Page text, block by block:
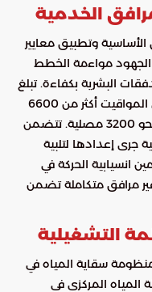
الخدمية
وتطبيق معايير
مواءمة الخطط
البشرية بكفاءة. تبلغ
الطاقة الاستيعابية لمصليات الرجال في المواقيت أكثر من 6600
مصل بينما تستوعب مصليات النساء نحو 3200 مصلية. تتضمن
جرى إعدادها لتلبية
انسيابية الحركة في
مرافق متكاملة تضمن
التشغيلية
سقاية المياه في
المركزي في